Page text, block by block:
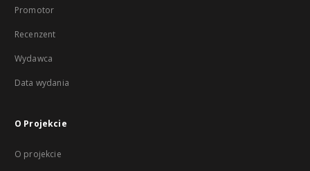
Promotor
Recenzent
Wydawca
Data wydania
O Projekcie
O projekcie